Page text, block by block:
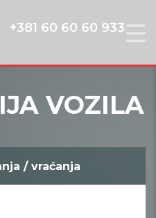
+381 60 60 60 933
VOZILA
/ vraćanja